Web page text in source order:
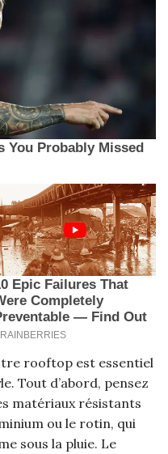
rooftop est essentiel
Tout d’abord, pensez
matériaux résistants
ou le rotin, qui
sous la pluie. Le